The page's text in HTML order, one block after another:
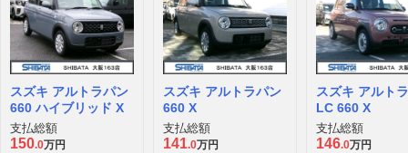
スズキ アルトラパン
660 ハイブリッド X
支払総額
150.0万円
スズキ アルトラパン
660 X
支払総額
141.0万円
スズキ アルト
LC 660 X
支払総額
146.0万円